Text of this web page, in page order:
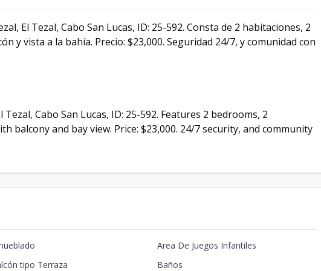
El Tezal, Cabo San Lucas, ID: 25-592. Consta de 2 habitaciones, 2
y vista a la bahía. Precio: $23,000. Seguridad 24/7, y comunidad con
Cabo San Lucas, ID: 25-592. Features 2 bedrooms, 2
balcony and bay view. Price: $23,000. 24/7 security, and community
Area De Juegos Infantiles
tipo Terraza
Baños